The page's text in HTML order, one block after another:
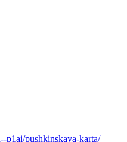
p1ai/pushkinskaya-karta/